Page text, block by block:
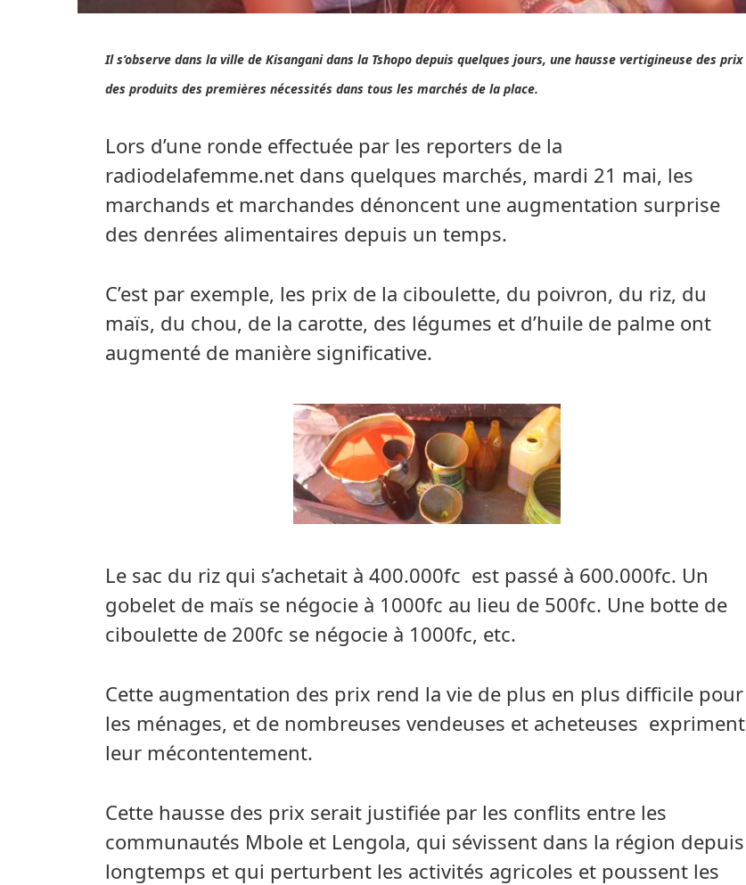
Il s’observe dans la ville de Kisangani dans la Tshopo depuis quelques jours, une hausse vertigineuse des prix
des produits des premières nécessités dans tous les marchés de la place.
Lors d’une ronde effectuée par les reporters de la
radiodelafemme.net dans quelques marchés, mardi 21 mai, les
marchands et marchandes dénoncent une augmentation surprise
des denrées alimentaires depuis un temps.
C’est par exemple, les prix de la ciboulette, du poivron, du riz, du
maïs, du chou, de la carotte, des légumes et d’huile de palme ont
augmenté de manière significative.
Le sac du riz qui s’achetait à 400.000fc est passé à 600.000fc. Un
gobelet de maïs se négocie à 1000fc au lieu de 500fc. Une botte de
ciboulette de 200fc se négocie à 1000fc, etc.
Cette augmentation des prix rend la vie de plus en plus difficile pour
les ménages, et de nombreuses vendeuses et acheteuses expriment
leur mécontentement.
Cette hausse des prix serait justifiée par les conflits entre les
communautés Mbole et Lengola, qui sévissent dans la région depuis
longtemps et qui perturbent les activités agricoles et poussent les